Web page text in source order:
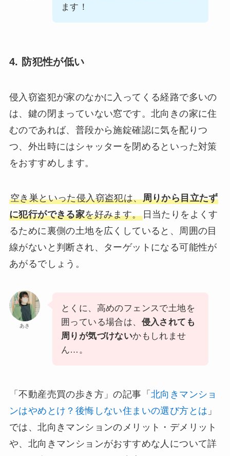
ます！
4. 防犯性が低い
侵入窃盗犯が家のなかに入ってくる経路で多いの
は、鍵の閉まっていない窓です。北向きの家に住
むのであれば、普段から施錠確認に気を配りつ
つ、外出時にはシャッターを閉めるといった対策
をおすすめします。
空き巣といった侵入窃盗犯は、周りから目立たず
に犯行ができる家を好みます。日当たりをよくす
るために裏側の土地を広くしていると、周囲の目
線がないと判断され、ターゲットになる可能性が
あがるでしょう。
あき
とくに、高めのフェンスで土地を
囲っている場合は、 侵入されても
周りが気づけないかもしれませ
ん…。
「不動産売買の歩き方」の記事「 北向きマンショ
ンはやめとけ？後悔しない住まいの選び方とは 」
では、北向きマンションのメリット・デメリット
や、北向きマンションがおすすめな人について詳